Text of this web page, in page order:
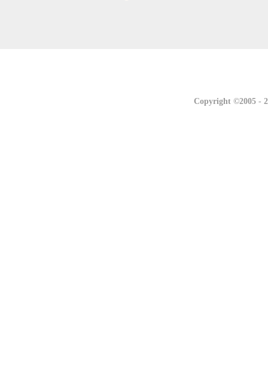
Copyright ©2005 -